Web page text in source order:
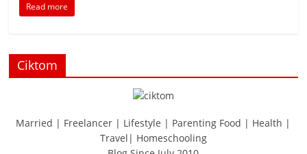
Read more
Ciktom
Married | Freelancer | Lifestyle | Parenting Food | Health |
Travel| Homeschooling